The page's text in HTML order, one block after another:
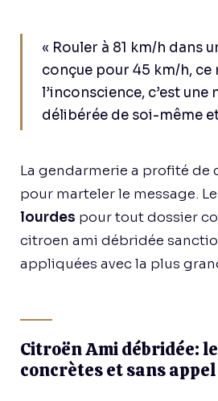
« Rouler à 81 km/h dans
conçue pour 45 km/h, ce
l’inconscience, c’est une
délibérée de soi-même
La gendarmerie a profité de
pour marteler le message.
lourdes pour tout dossier
citroen ami débridée
appliquées avec la plus
Citroën Ami débridée:
concrètes et sans appel